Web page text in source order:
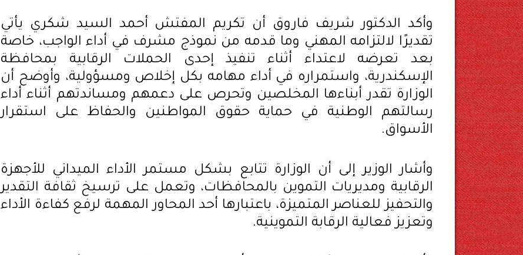
وأكد الدكتور شريف فاروق أن تكريم المفتش أحمد السيد شكري يأتي
تقديرًا لالتزامه المهني وما قدمه من نموذج مشرف في أداء الواجب، خاصة
بعد تعرضه لاعتداء أثناء تنفيذ إحدى الحملات الرقابية بمحافظة
الإسكندرية، واستمراره في أداء مهامه بكل إخلاص ومسؤولية، وأوضح أن
الوزارة تقدر أبناءها المخلصين وتحرص على دعمهم ومساندتهم أثناء أداء
رسالتهم الوطنية في حماية حقوق المواطنين والحفاظ على استقرار
الأسواق.
وأشار الوزير إلى أن الوزارة تتابع بشكل مستمر الأداء الميداني للأجهزة
الرقابية ومديريات التموين بالمحافظات، وتعمل على ترسيخ ثقافة التقدير
والتحفيز للعناصر المتميزة، باعتبارها أحد المحاور المهمة لرفع كفاءة الأداء
وتعزيز فعالية الرقابة التموينية.